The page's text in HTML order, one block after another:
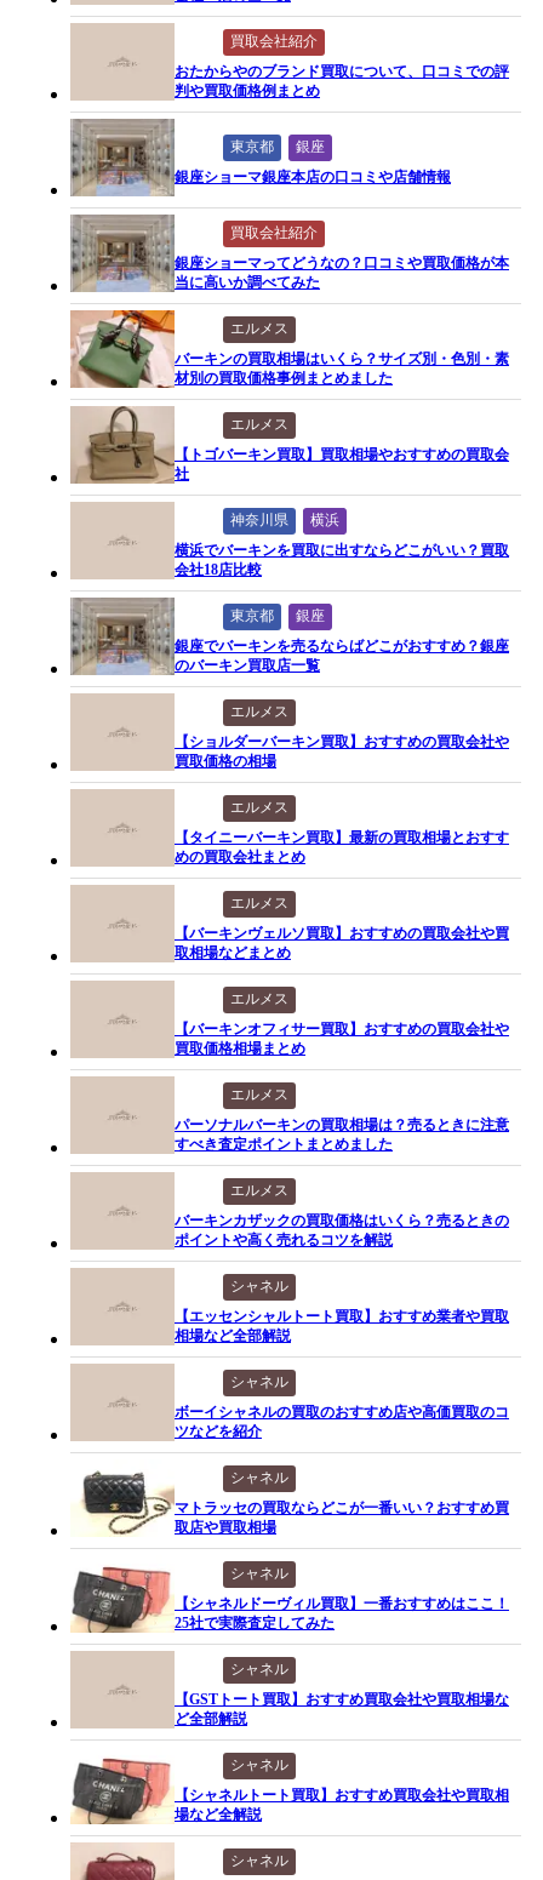
買取会社紹介
おたからやのブランド買取について、口コミでの評
判や買取価格例まとめ
東京都
銀座
銀座ショーマ銀座本店の口コミや店舗情報
買取会社紹介
銀座ショーマってどうなの？口コミや買取価格が本
当に高いか調べてみた
エルメス
バーキンの買取相場はいくら？サイズ別・色別・素
材別の買取価格事例まとめました
エルメス
【トゴバーキン買取】買取相場やおすすめの買取会
社
神奈川県
横浜
横浜でバーキンを買取に出すならどこがいい？買取
会社18店比較
東京都
銀座
銀座でバーキンを売るならばどこがおすすめ？銀座
のバーキン買取店一覧
エルメス
【ショルダーバーキン買取】おすすめの買取会社や
買取価格の相場
エルメス
【タイニーバーキン買取】最新の買取相場とおすす
めの買取会社まとめ
エルメス
【バーキンヴェルソ買取】おすすめの買取会社や買
取相場などまとめ
エルメス
【バーキンオフィサー買取】おすすめの買取会社や
買取価格相場まとめ
エルメス
パーソナルバーキンの買取相場は？売るときに注意
すべき査定ポイントまとめました
エルメス
バーキンカザックの買取価格はいくら？売るときの
ポイントや高く売れるコツを解説
シャネル
【エッセンシャルトート買取】おすすめ業者や買取
相場など全部解説
シャネル
ボーイシャネルの買取のおすすめ店や高価買取のコ
ツなどを紹介
シャネル
マトラッセの買取ならどこが一番いい？おすすめ買
取店や買取相場
シャネル
【シャネルドーヴィル買取】一番おすすめはここ！
25社で実際査定してみた
シャネル
【GSTトート買取】おすすめ買取会社や買取相場な
ど全部解説
シャネル
【シャネルトート買取】おすすめ買取会社や買取相
場など全解説
シャネル